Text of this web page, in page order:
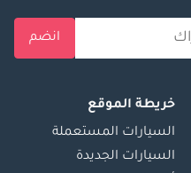
انضم
خريطة الموقع
السيارات المستعملة
السيارات الجديدة